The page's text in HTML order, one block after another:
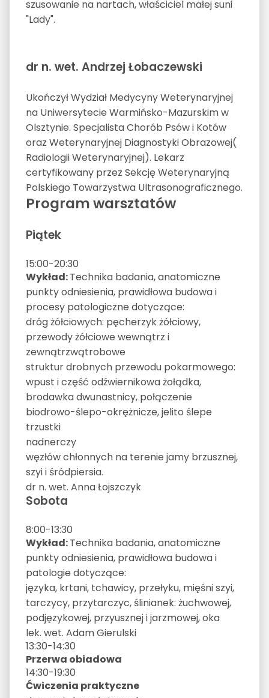
szusowanie na nartach, właściciel małej suni
"Lady".
dr n. wet. Andrzej Łobaczewski
Ukończył Wydział Medycyny Weterynaryjnej
na Uniwersytecie Warmińsko-Mazurskim w
Olsztynie. Specjalista Chorób Psów i Kotów
oraz Weterynaryjnej Diagnostyki Obrazowej(
Radiologii Weterynaryjnej). Lekarz
certyfikowany przez Sekcję Weterynaryjną
Polskiego Towarzystwa Ultrasonograficznego.
Program warsztatów
Piątek
15:00-20:30
Wykład:Technika badania, anatomiczne
punkty odniesienia, prawidłowa budowa i
procesy patologiczne dotyczące:
dróg żółciowych: pęcherzyk żółciowy,
przewody żółciowe wewnątrz i
zewnątrzwątrobowe
struktur drobnych przewodu pokarmowego:
wpust i część odźwiernikowa żołądka,
brodawka dwunastnicy, połączenie
biodrowo-ślepo-okrężnicze, jelito ślepe
trzustki
nadnerczy
węzłów chłonnych na terenie jamy brzusznej,
szyi i śródpiersia.
dr n. wet. Anna Łojszczyk
Sobota
8:00-13:30
Wykład:Technika badania, anatomiczne
punkty odniesienia, prawidłowa budowa i
patologie dotyczące:
języka, krtani, tchawicy, przełyku, mięśni szyi,
tarczycy, przytarczyc, ślinianek: żuchwowej,
podjęzykowej, przyusznej i jarzmowej, oka
lek. wet. Adam Gierulski
13:30-14:30
Przerwa obiadowa
14:30-19:30
Ćwiczenia praktyczne